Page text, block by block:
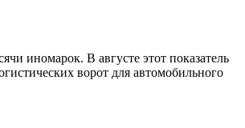
иномарок. В августе этот показатель
ворот для автомобильного